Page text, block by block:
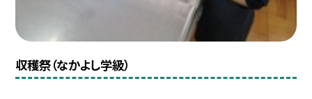
収穫祭（なかよし学級）